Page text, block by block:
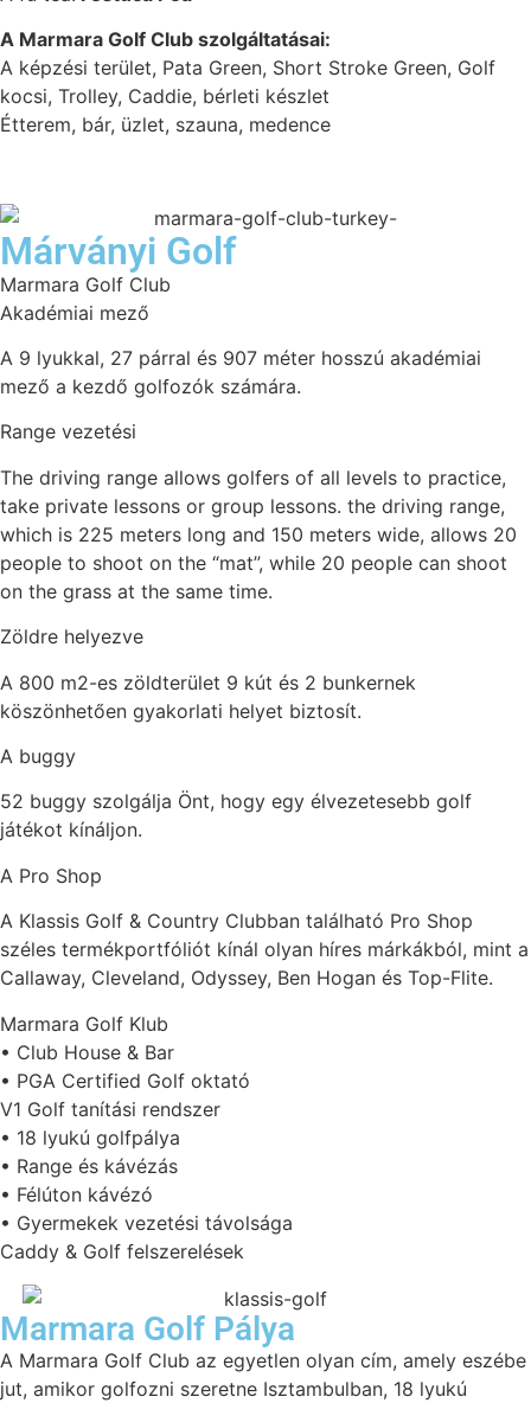
A Marmara Golf Club szolgáltatásai:
A képzési terület, Pata Green, Short Stroke Green, Golf
kocsi, Trolley, Caddie, bérleti készlet
Étterem, bár, üzlet, szauna, medence
Márványi Golf
Marmara Golf Club
Akadémiai mező
A 9 lyukkal, 27 párral és 907 méter hosszú akadémiai
mező a kezdő golfozók számára.
Range vezetési
The driving range allows golfers of all levels to practice,
take private lessons or group lessons. the driving range,
which is 225 meters long and 150 meters wide, allows 20
people to shoot on the “mat”, while 20 people can shoot
on the grass at the same time.
Zöldre helyezve
A 800 m2-es zöldterület 9 kút és 2 bunkernek
köszönhetően gyakorlati helyet biztosít.
A buggy
52 buggy szolgálja Önt, hogy egy élvezetesebb golf
játékot kínáljon.
A Pro Shop
A Klassis Golf & Country Clubban található Pro Shop
széles termékportfóliót kínál olyan híres márkákból, mint a
Callaway, Cleveland, Odyssey, Ben Hogan és Top-Flite.
Marmara Golf Klub
• Club House & Bar
• PGA Certified Golf oktató
V1 Golf tanítási rendszer
• 18 lyukú golfpálya
• Range és kávézás
• Félúton kávézó
• Gyermekek vezetési távolsága
Caddy & Golf felszerelések
Marmara Golf Pálya
A Marmara Golf Club az egyetlen olyan cím, amely eszébe
jut, amikor golfozni szeretne Isztambulban, 18 lyukú